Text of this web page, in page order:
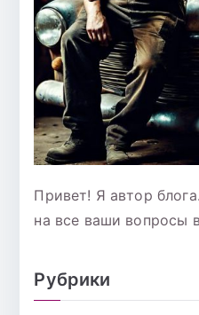
Привет! Я автор
на все ваши вопросы
Рубрики